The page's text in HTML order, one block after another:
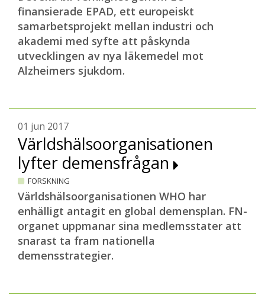
finansierade EPAD, ett europeiskt
samarbetsprojekt mellan industri och
akademi med syfte att påskynda
utvecklingen av nya läkemedel mot
Alzheimers sjukdom.
01 jun 2017
Världshälsoorganisationen
lyfter demensfrågan
FORSKNING
Världshälsoorganisationen WHO har
enhälligt antagit en global demensplan. FN-
organet uppmanar sina medlemsstater att
snarast ta fram nationella
demensstrategier.